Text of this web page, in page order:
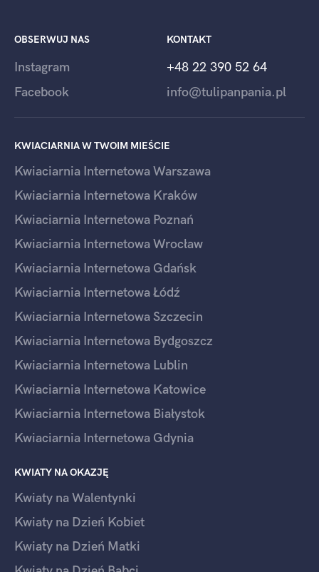
OBSERWUJ NAS
Instagram
Facebook
KONTAKT
+48 22 390 52 64
info@tulipanpania.pl
KWIACIARNIA W TWOIM MIEŚCIE
Kwiaciarnia Internetowa Warszawa
Kwiaciarnia Internetowa Kraków
Kwiaciarnia Internetowa Poznań
Kwiaciarnia Internetowa Wrocław
Kwiaciarnia Internetowa Gdańsk
Kwiaciarnia Internetowa Łódź
Kwiaciarnia Internetowa Szczecin
Kwiaciarnia Internetowa Bydgoszcz
Kwiaciarnia Internetowa Lublin
Kwiaciarnia Internetowa Katowice
Kwiaciarnia Internetowa Białystok
Kwiaciarnia Internetowa Gdynia
KWIATY NA OKAZJĘ
Kwiaty na Walentynki
Kwiaty na Dzień Kobiet
Kwiaty na Dzień Matki